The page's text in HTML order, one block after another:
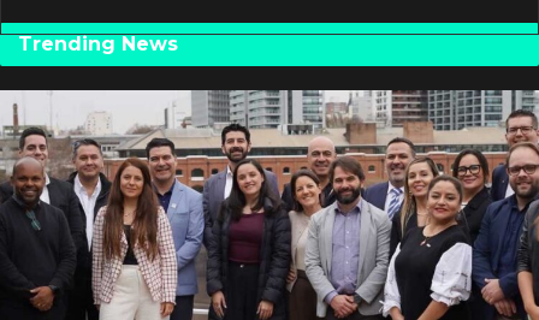
Trending News